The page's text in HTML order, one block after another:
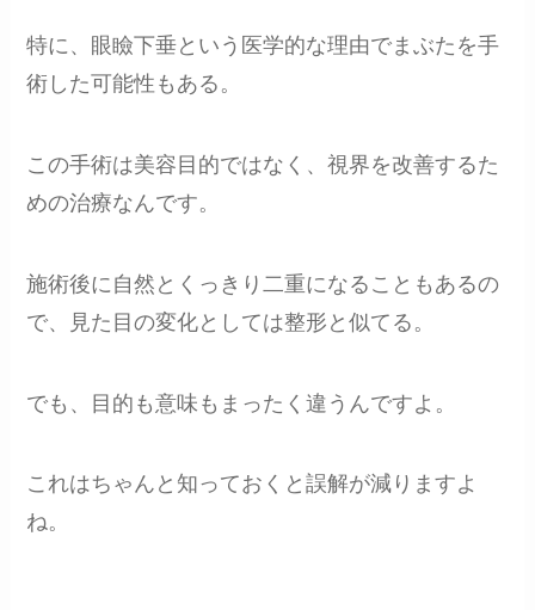
特に、眼瞼下垂という医学的な理由でまぶたを手
術した可能性もある。
この手術は美容目的ではなく、視界を改善するた
めの治療なんです。
施術後に自然とくっきり二重になることもあるの
で、見た目の変化としては整形と似てる。
でも、目的も意味もまったく違うんですよ。
これはちゃんと知っておくと誤解が減りますよ
ね。